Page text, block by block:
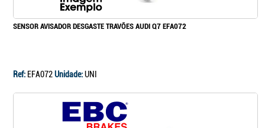
SENSOR AVISADOR DESGASTE TRAVÕES AUDI Q7 EFA072
Ref: EFA072Unidade:UNI
Ir para o carrinho